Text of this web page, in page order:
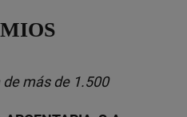
más de 1.500